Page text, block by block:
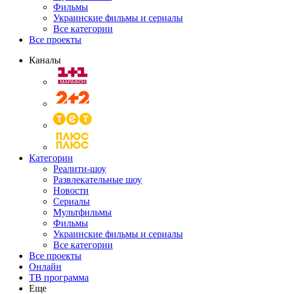
Фильмы
Украинские фильмы и сериалы
Все категории
Все проекты
Каналы
Категории
Реалити-шоу
Развлекательные шоу
Новости
Сериалы
Мультфильмы
Фильмы
Украинские фильмы и сериалы
Все категории
Все проекты
Онлайн
ТВ программа
Еще